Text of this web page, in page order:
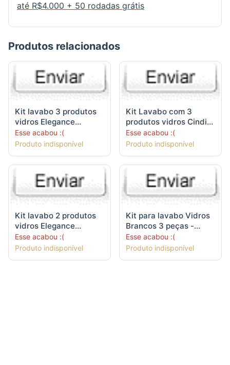
até R$4.000 + 50 rodadas grátis
Produtos relacionados
Kit lavabo 3 produtos
vidros Elegance
degradé cristal/rosa
220ml - Sabonete
aromas/bandeja
Esse acabou :(
Produto indisponível
Kit Lavabo com 3
produtos vidros Cindi
shine 190ml - Sabonete
Líquido/Difusor de
Esse acabou :(
Produto indisponível
Kit lavabo 2 produtos
vidros Elegance
degradé cristal/rosa
220ml - Sabonete
Esse acabou :(
Produto indisponível
Kit para lavabo Vidros
Brancos 3 peças -
Sabonete
Líquido/Difusor de
Esse acabou :(
Produto indisponível